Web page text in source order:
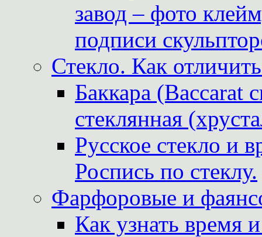
завод – фото
подписи
Стекло. Как
Баккара (Baccarat
стеклянная
Русское стекло и
Роспись по стеклу.
Фарфоровые и
Как узнать время